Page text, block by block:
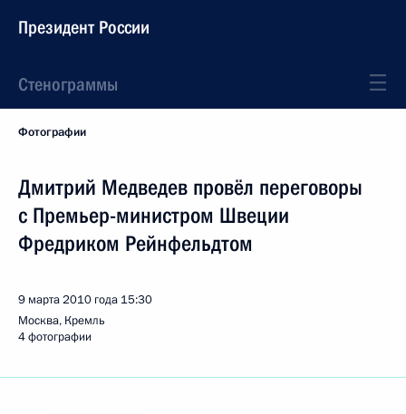
Президент России
Стенограммы
Фотографии
Дмитрий Медведев провёл переговоры
с Премьер-министром Швеции
Фредриком Рейнфельдтом
9 марта 2010 года 15:30
Москва, Кремль
4 фотографии